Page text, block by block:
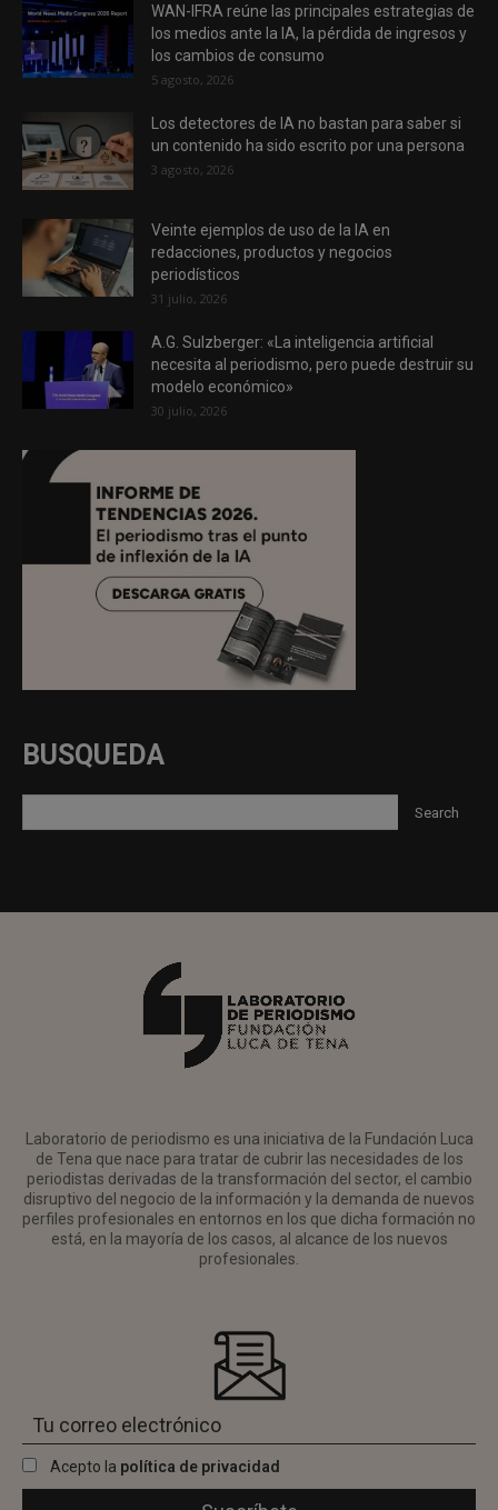
WAN-IFRA reúne las principales estrategias de
los medios ante la IA, la pérdida de ingresos y
los cambios de consumo
5 agosto, 2026
Los detectores de IA no bastan para saber si
un contenido ha sido escrito por una persona
3 agosto, 2026
Veinte ejemplos de uso de la IA en
redacciones, productos y negocios
periodísticos
31 julio, 2026
A.G. Sulzberger: «La inteligencia artificial
necesita al periodismo, pero puede destruir su
modelo económico»
30 julio, 2026
BUSQUEDA
Laboratorio de periodismo es una iniciativa de la Fundación Luca
de Tena que nace para tratar de cubrir las necesidades de los
periodistas derivadas de la transformación del sector, el cambio
disruptivo del negocio de la información y la demanda de nuevos
perfiles profesionales en entornos en los que dicha formación no
está, en la mayoría de los casos, al alcance de los nuevos
profesionales.
Acepto la política de privacidad